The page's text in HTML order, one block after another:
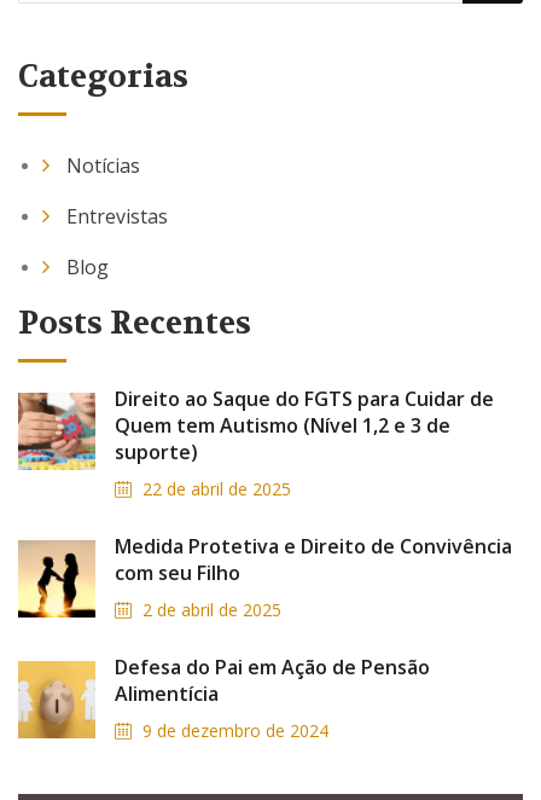
Categorias
Notícias
Entrevistas
Blog
Posts Recentes
Direito ao Saque do FGTS para Cuidar de
Quem tem Autismo (Nível 1,2 e 3 de
suporte)
22 de abril de 2025
Medida Protetiva e Direito de Convivência
com seu Filho
2 de abril de 2025
Defesa do Pai em Ação de Pensão
Alimentícia
9 de dezembro de 2024